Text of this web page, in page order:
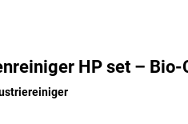
HP set – Bio-